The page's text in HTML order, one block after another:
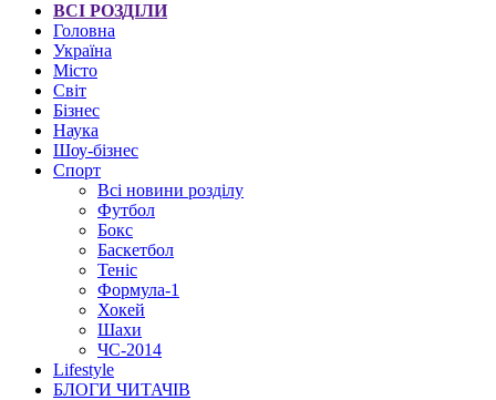
ВСІ РОЗДІЛИ
Головна
Україна
Місто
Світ
Бізнес
Наука
Шоу-бізнес
Спорт
Всі новини розділу
Футбол
Бокс
Баскетбол
Теніс
Формула-1
Хокей
Шахи
ЧС-2014
Lifestyle
БЛОГИ ЧИТАЧІВ